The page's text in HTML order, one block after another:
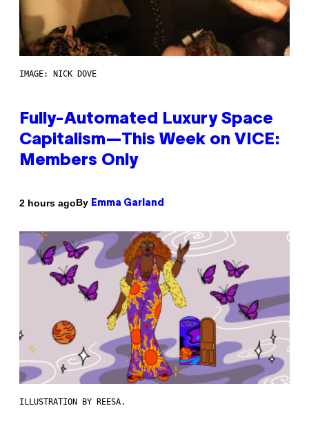
IMAGE: NICK DOVE
Fully-Automated Luxury Space
Capitalism—This Week on VICE:
Members Only
2 hours agoBy Emma Garland
ILLUSTRATION BY REESA.